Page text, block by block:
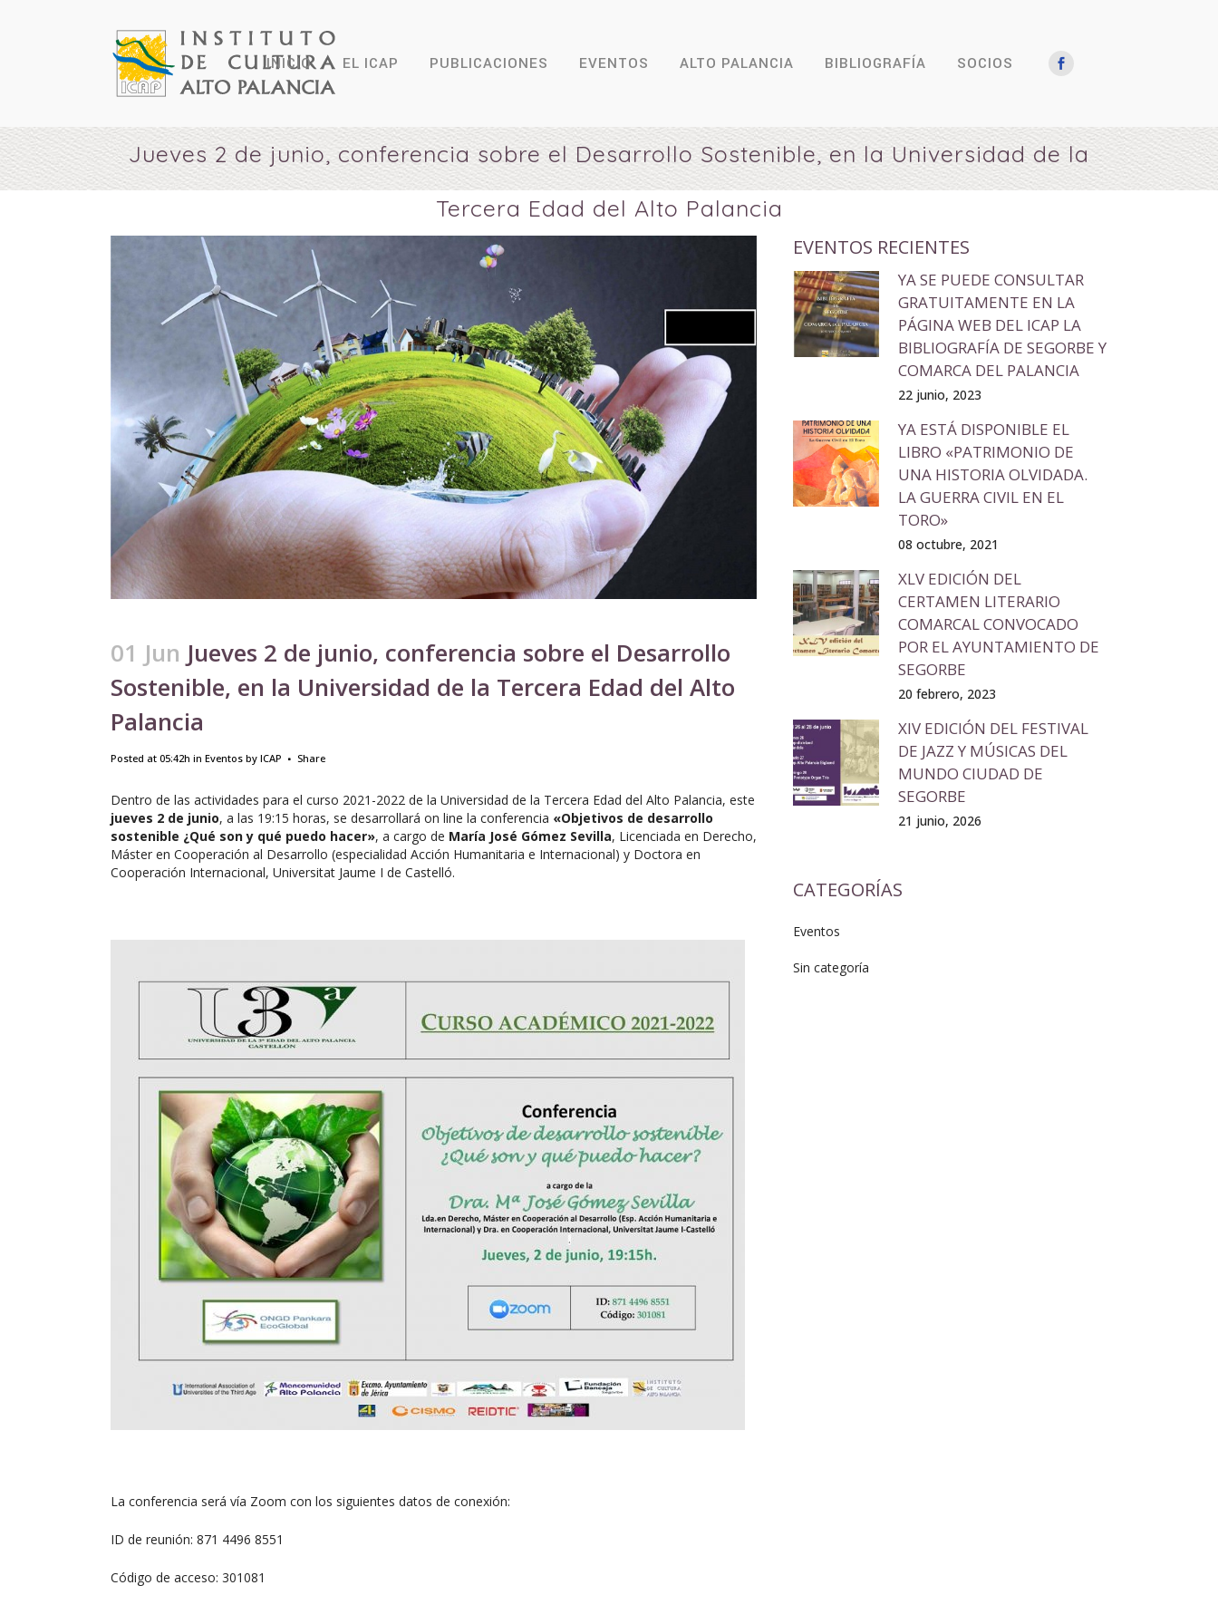
INICIO EL ICAP PUBLICACIONES EVENTOS ALTO PALANCIA BIBLIOGRAFÍA SOCIOS
Jueves 2 de junio, conferencia sobre el Desarrollo Sostenible, en la Universidad de la
Tercera Edad del Alto Palancia
01 Jun Jueves 2 de junio, conferencia sobre el Desarrollo
Sostenible, en la Universidad de la Tercera Edad del Alto
Palancia
Posted at 05:42h in Eventos by ICAP Share
Dentro de las actividades para el curso 2021-2022 de la Universidad de la Tercera Edad del Alto Palancia, este
jueves 2 de junio, a las 19:15 horas, se desarrollará on line la conferencia «Objetivos de desarrollo
sostenible ¿Qué son y qué puedo hacer», a cargo de María José Gómez Sevilla, Licenciada en Derecho,
Máster en Cooperación al Desarrollo (especialidad Acción Humanitaria e Internacional) y Doctora en
Cooperación Internacional, Universitat Jaume I de Castelló.
La conferencia será vía Zoom con los siguientes datos de conexión:
ID de reunión: 871 4496 8551
Código de acceso: 301081
EVENTOS RECIENTES
YA SE PUEDE CONSULTAR
GRATUITAMENTE EN LA
PÁGINA WEB DEL ICAP LA
BIBLIOGRAFÍA DE SEGORBE Y
COMARCA DEL PALANCIA
22 junio, 2023
YA ESTÁ DISPONIBLE EL
LIBRO «PATRIMONIO DE
UNA HISTORIA OLVIDADA.
LA GUERRA CIVIL EN EL
TORO»
08 octubre, 2021
XLV EDICIÓN DEL
CERTAMEN LITERARIO
COMARCAL CONVOCADO
POR EL AYUNTAMIENTO DE
SEGORBE
20 febrero, 2023
XIV EDICIÓN DEL FESTIVAL
DE JAZZ Y MÚSICAS DEL
MUNDO CIUDAD DE
SEGORBE
21 junio, 2026
CATEGORÍAS
Eventos
Sin categoría